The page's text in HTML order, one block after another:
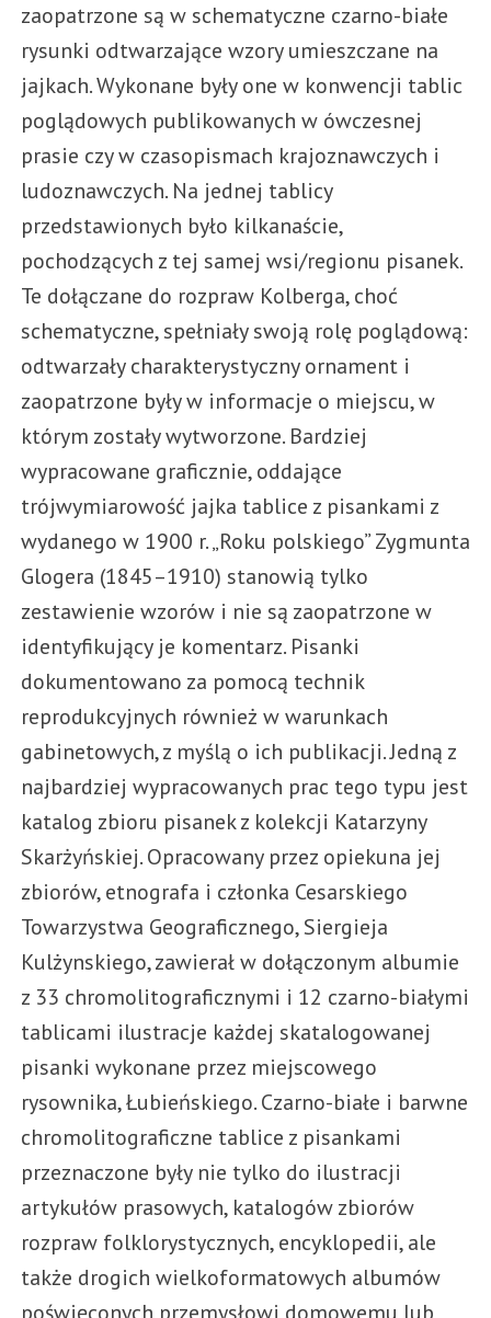
zaopatrzone są w schematyczne czarno-białe
rysunki odtwarzające wzory umieszczane na
jajkach. Wykonane były one w konwencji tablic
poglądowych publikowanych w ówczesnej
prasie czy w czasopismach krajoznawczych i
ludoznawczych. Na jednej tablicy
przedstawionych było kilkanaście,
pochodzących z tej samej wsi/regionu pisanek.
Te dołączane do rozpraw Kolberga, choć
schematyczne, spełniały swoją rolę poglądową:
odtwarzały charakterystyczny ornament i
zaopatrzone były w informacje o miejscu, w
którym zostały wytworzone. Bardziej
wypracowane graficznie, oddające
trójwymiarowość jajka tablice z pisankami z
wydanego w 1900 r. „Roku polskiego” Zygmunta
Glogera (1845–1910) stanowią tylko
zestawienie wzorów i nie są zaopatrzone w
identyfikujący je komentarz. Pisanki
dokumentowano za pomocą technik
reprodukcyjnych również w warunkach
gabinetowych, z myślą o ich publikacji. Jedną z
najbardziej wypracowanych prac tego typu jest
katalog zbioru pisanek z kolekcji Katarzyny
Skarżyńskiej. Opracowany przez opiekuna jej
zbiorów, etnografa i członka Cesarskiego
Towarzystwa Geograficznego, Siergieja
Kulżynskiego, zawierał w dołączonym albumie
z 33 chromolitograficznymi i 12 czarno-białymi
tablicami ilustracje każdej skatalogowanej
pisanki wykonane przez miejscowego
rysownika, Łubieńskiego. Czarno-białe i barwne
chromolitograficzne tablice z pisankami
przeznaczone były nie tylko do ilustracji
artykułów prasowych, katalogów zbiorów
rozpraw folklorystycznych, encyklopedii, ale
także drogich wielkoformatowych albumów